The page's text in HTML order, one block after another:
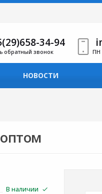
34-94
обратный звонок ПН
НОВОСТИ
В наличии